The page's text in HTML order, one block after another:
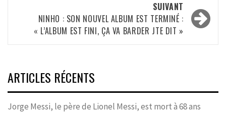
SUIVANT
NINHO : SON NOUVEL ALBUM EST TERMINÉ :
« L’ALBUM EST FINI, ÇA VA BARDER JTE DIT »
ARTICLES RÉCENTS
Jorge Messi, le père de Lionel Messi, est mort à 68 ans